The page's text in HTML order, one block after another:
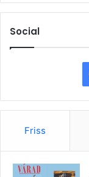
Social
Friss